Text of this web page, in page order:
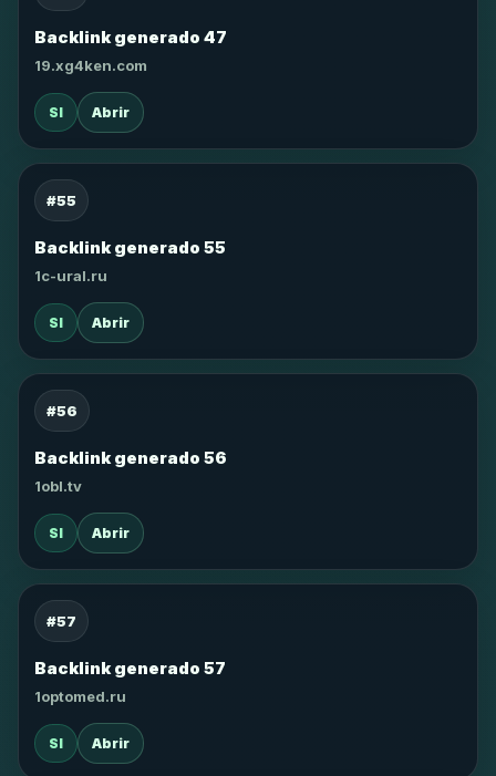
Backlink generado 47
19.xg4ken.com
SI Abrir
#55
Backlink generado 55
1c-ural.ru
SI Abrir
#56
Backlink generado 56
1obl.tv
SI Abrir
#57
Backlink generado 57
1optomed.ru
SI Abrir